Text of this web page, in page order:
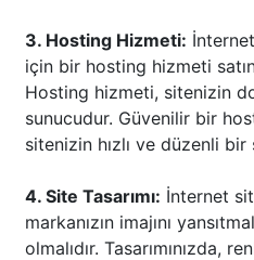
3. Hosting Hizmeti:
için bir hosting hizmeti
Hosting hizmeti, sitenizin
sunucudur. Güvenilir bir
sitenizin hızlı ve düzenli bir
4. Site Tasarımı: İnternet
markanızın imajını
olmalıdır. Tasarımınızda,